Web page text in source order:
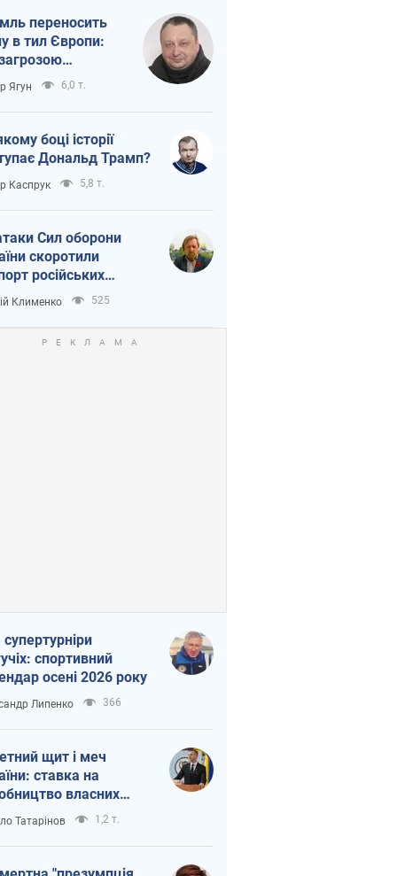
переносить
в тил Європи:
логістика
Ягун 6,0 т.
боці історії
Дональд Трамп?
Каспрук 5,8 т.
Сил оборони
скоротили
російських
Клименко 525
спортивний
осені 2026 року
Липенко 366
щит і меч
ставка на
власних
Татарінов 1,2 т.